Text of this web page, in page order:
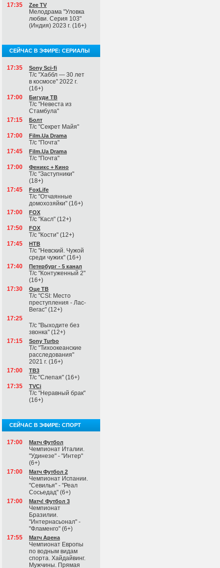
17:35
Zee TV
Мелодрама "Уловка
любви. Серия 103"
(Индия) 2023 г. (16+)
СЕЙЧАС В ЭФИРЕ: СЕРИАЛЫ
17:35 Sony Sci-fi
Т/с "Хаббл — 30 лет
в космосе" 2022 г.
(16+)
17:00
Бигуди ТВ
Т/с "Невеста из
Стамбула"
17:15
Болт
Т/с "Секрет Майя"
17:00
Film.Ua Drama
Т/с "Почта"
17:45
Film.Ua Drama
Т/с "Почта"
17:00
Феникс + Кино
Т/с "Заступники"
(18+)
17:45
FoxLife
Т/с "Отчаянные
домохозяйки" (16+)
17:00
FOX
Т/с "Касл" (12+)
17:50
FOX
Т/с "Кости" (12+)
17:45
НТВ
Т/с "Невский. Чужой
среди чужих" (16+)
17:40
Петербург - 5 канал
Т/с "Контуженный 2"
(16+)
17:30
Оце ТВ
Т/с "CSI: Место
преступления - Лас-
Вегас" (12+)
17:25
Т/с "Выходите без
звонка" (12+)
17:15
Sony Turbo
Т/с "Тихоокеанские
расследования"
2021 г. (16+)
17:00
ТВ3
Т/с "Слепая" (16+)
17:35
TVCi
Т/с "Неравный брак"
(16+)
СЕЙЧАС В ЭФИРЕ: СПОРТ
17:00 Матч Футбол
Чемпионат Италии.
"Удинезе" - "Интер"
(6+)
17:00
Матч Футбол 2
Чемпионат Испании.
"Севилья" - "Реал
Сосьедад" (6+)
17:00
Матч! Футбол 3
Чемпионат
Бразилии.
"Интернасьонал" -
"Фламенго" (6+)
17:55
Матч Арена
Чемпионат Европы
по водным видам
спорта. Хайдайвинг.
Мужчины. Прямая